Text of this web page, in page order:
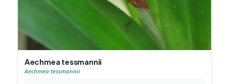
Aechmea tessmannii
Aechmea tessmannii